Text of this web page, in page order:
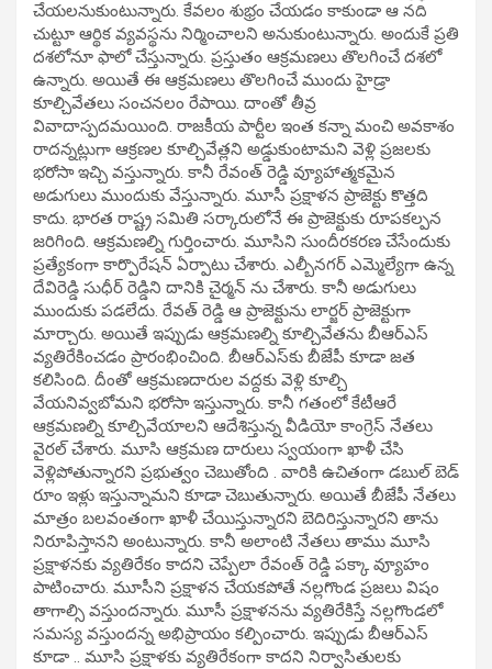
చేయలనుకుంటున్నారు. కేవలం శుభ్రం చేయడం కాకుండా ఆ నది
చుట్టూ ఆర్థిక వ్యవస్థను నిర్మించాలని అనుకుంటున్నారు. అందుకే ప్రతి
దశలోనూ ఫాలో చేస్తున్నారు. ప్రస్తుతం ఆక్రమణలు తొలగించే దశలో
ఉన్నారు. అయితే ఈ ఆక్రమణలు తొలగించే ముందు హైడ్రా
కూల్చివేతలు సంచనలం రేపాయి. దాంతో తీవ్ర
వివాదాస్పదమయింది. రాజకీయ పార్టీల ఇంత కన్నా మంచి అవకాశం
రాదన్నట్లుగా ఆక్రణల కూల్చివేత్లని అడ్డుకుంటామని వెళ్లి ప్రజలకు
భరోసా ఇచ్చి వస్తున్నారు. కానీ రేవంత్ రెడ్డి వ్యూహాత్మకమైన
అడుగులు ముందుకు వేస్తున్నారు. మూసీ ప్రక్షాళన ప్రాజెక్టు కొత్తది
కాదు. భారత రాష్ట్ర సమితి సర్కారులోనే ఈ ప్రాజెక్టుకు రూపకల్పన
జరిగింది. ఆక్రమణల్ని గుర్తించారు. మూసిని సుందీరకరణ చేసేందుకు
ప్రత్యేకంగా కార్పొరేషన్ ఏర్పాటు చేశారు. ఎల్బీనగర్ ఎమ్మెల్యేగా ఉన్న
దేవిరెడ్డి సుధీర్ రెడ్డిని దానికి చైర్మన్ ను చేశారు. కానీ అడుగులు
ముందుకు పడలేదు. రేవత్ రెడ్డి ఆ ప్రాజెక్టును లార్జర్ ప్రాజెక్టుగా
మార్చారు. అయితే ఇప్పుడు ఆక్రమణల్ని కూల్చివేతను బీఆర్ఎస్
వ్యతిరేకించడం ప్రారంభించింది. బీఆర్ఎస్‌కు బీజేపీ కూడా జత
కలిసింది. దీంతో ఆక్రమణదారుల వద్దకు వెళ్లి కూల్చి
వేయనివ్వబోమని భరోసా ఇస్తున్నారు. కానీ గతంలో కేటీఆరే
ఆక్రమణల్ని కూల్చివేయాలని ఆదేశిస్తున్న వీడియో కాంగ్రెస్ నేతలు
వైరల్ చేశారు. మూసి ఆక్రమణ దారులు స్వయంగా ఖాళీ చేసి
వెళ్లిపోతున్నారని ప్రభుత్వం చెబుతోంది . వారికి ఉచితంగా డబుల్ బెడ్
రూం ఇళ్లు ఇస్తున్నామని కూడా చెబుతున్నారు. అయితే బీజేపీ నేతలు
మాత్రం బలవంతంగా ఖాళీ చేయిస్తున్నారని బెదిరిస్తున్నారని తాను
నిరూపిస్తానని అంటున్నారు. కానీ అలాంటి నేతలు తాము మూసి
ప్రక్షాళనకు వ్యతిరేకం కాదని చెప్పేలా రేవంత్ రెడ్డి పక్కా వ్యూహం
పాటించారు. మూసీని ప్రక్షాళన చేయకపోతే నల్లగొండ ప్రజలు విషం
తాగాల్సి వస్తుందన్నారు. మూసీ ప్రక్షాళనను వ్యతిరేకిస్తే నల్లగొండలో
సమస్య వస్తుందన్న అభిప్రాయం కల్పించారు. ఇప్పుడు బీఆర్ఎస్
కూడా .. మూసి ప్రక్షాళకు వ్యతిరేకంగా కాదని నిర్వాసితులకు